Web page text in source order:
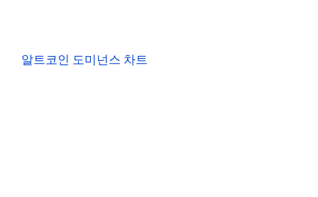
알트코인 도미넌스 차트